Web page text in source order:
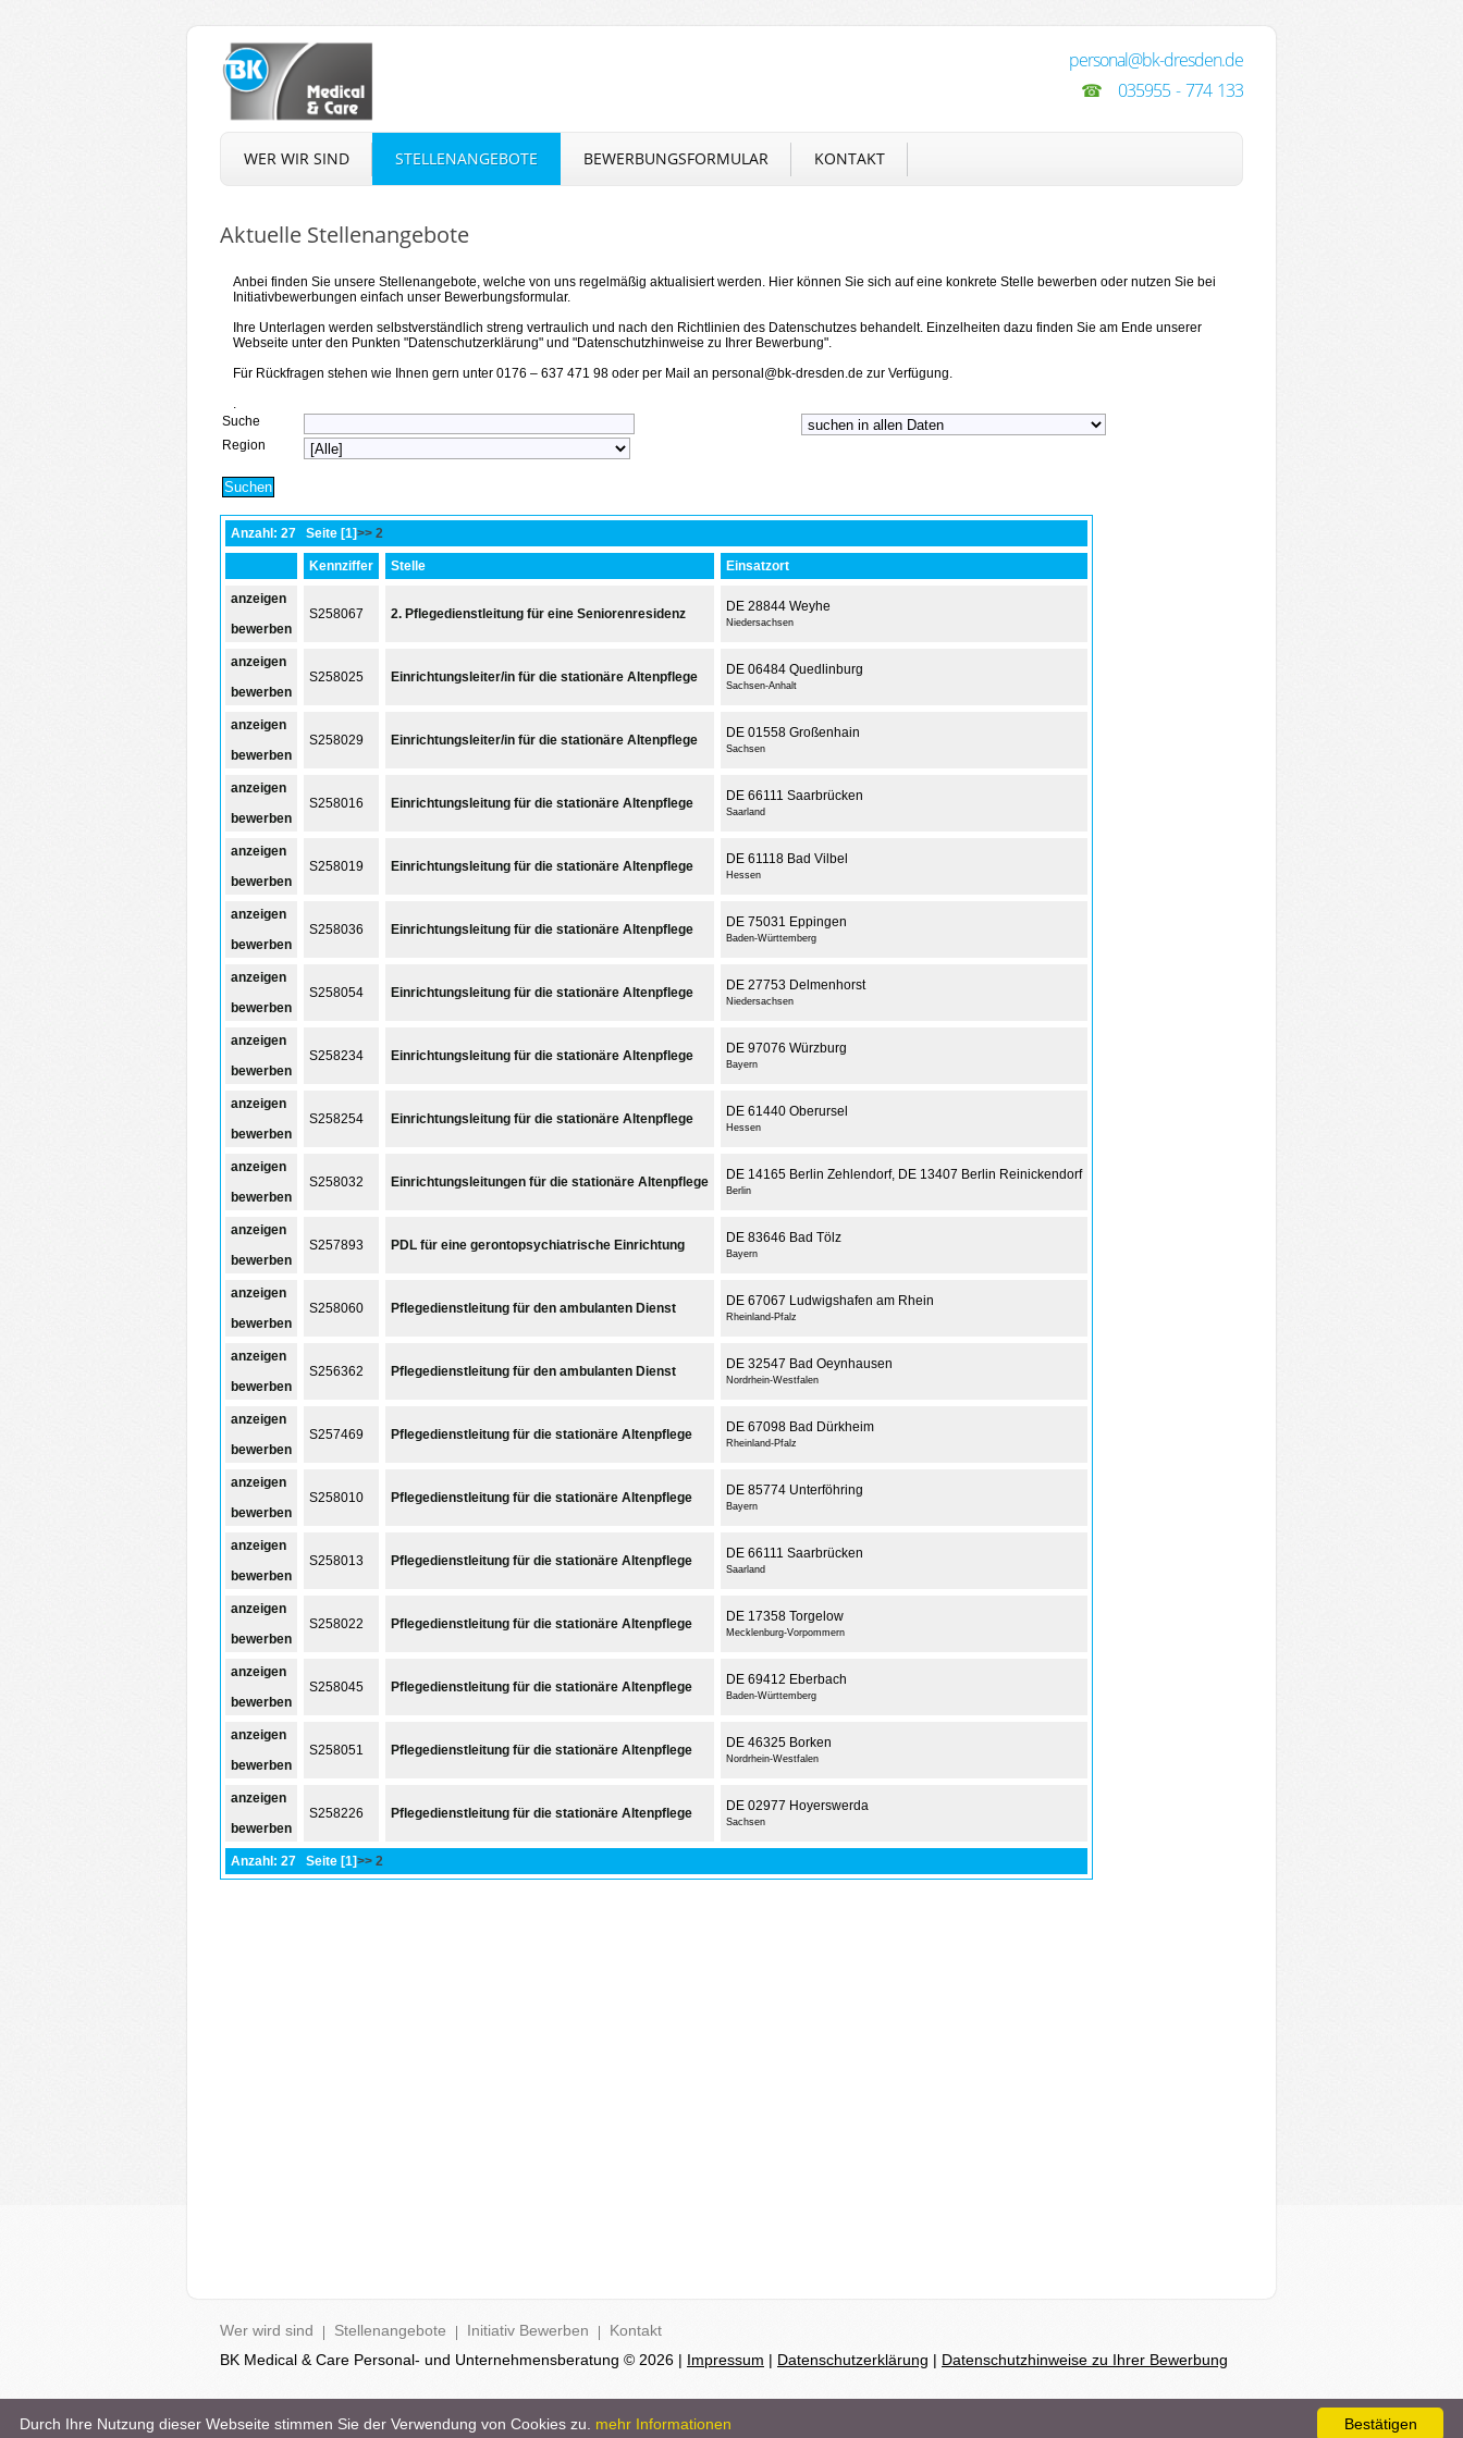
personal@bk-dresden.de
☎
035955 - 774 133
WER WIR SIND STELLENANGEBOTE BEWERBUNGSFORMULAR KONTAKT
Aktuelle Stellenangebote
Wer wird sind Stellenangebote Initiativ Bewerben
Kontakt
BK Medical & Care Personal- und Unternehmensberatung © 2026 | Impressum | Datenschutzerklärung | Datenschutzhinweise zu Ihrer Bewerbung
Bestätigen
Durch Ihre Nutzung dieser Webseite stimmen Sie der Verwendung von Cookies zu. mehr Informationen